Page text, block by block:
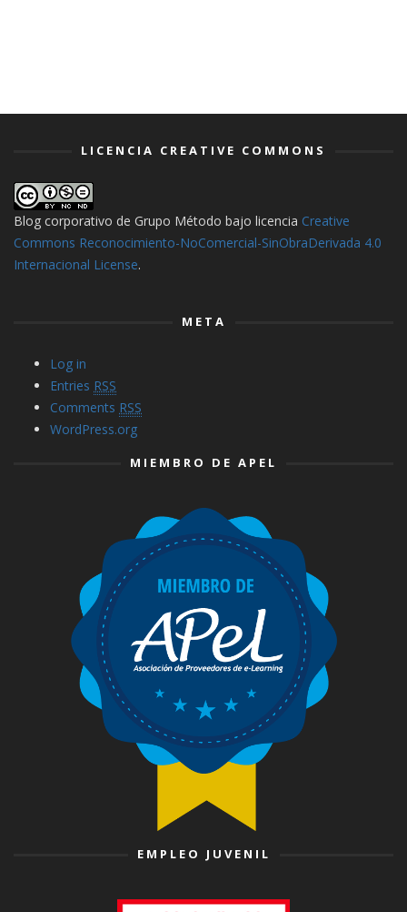
LICENCIA CREATIVE COMMONS
Blog corporativo de Grupo Método bajo licencia Creative
Commons Reconocimiento-NoComercial-SinObraDerivada 4.0
Internacional License.
META
Log in
Entries RSS
Comments RSS
WordPress.org
MIEMBRO DE APEL
EMPLEO JUVENIL